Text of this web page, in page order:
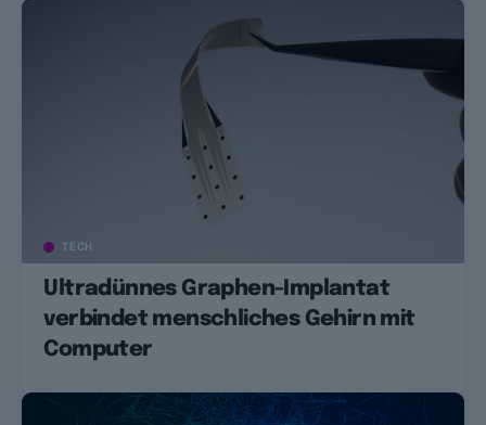
TECH
Ultradünnes Graphen-Implantat
verbindet menschliches Gehirn mit
Computer